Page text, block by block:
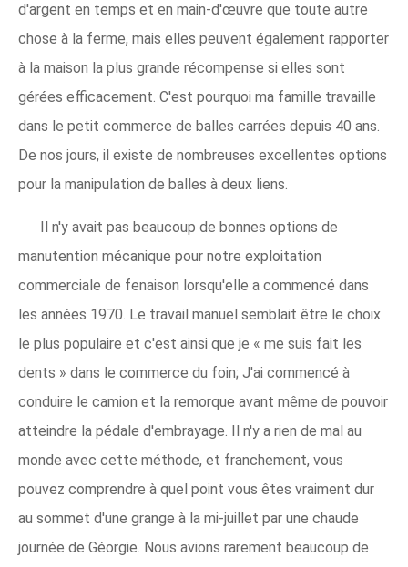
d'argent en temps et en main-d'œuvre que toute autre
chose à la ferme, mais elles peuvent également rapporter
à la maison la plus grande récompense si elles sont
gérées efficacement. C'est pourquoi ma famille travaille
dans le petit commerce de balles carrées depuis 40 ans.
De nos jours, il existe de nombreuses excellentes options
pour la manipulation de balles à deux liens.
Il n'y avait pas beaucoup de bonnes options de
manutention mécanique pour notre exploitation
commerciale de fenaison lorsqu'elle a commencé dans
les années 1970. Le travail manuel semblait être le choix
le plus populaire et c'est ainsi que je « me suis fait les
dents » dans le commerce du foin; J'ai commencé à
conduire le camion et la remorque avant même de pouvoir
atteindre la pédale d'embrayage. Il n'y a rien de mal au
monde avec cette méthode, et franchement, vous
pouvez comprendre à quel point vous êtes vraiment dur
au sommet d'une grange à la mi-juillet par une chaude
journée de Géorgie. Nous avions rarement beaucoup de